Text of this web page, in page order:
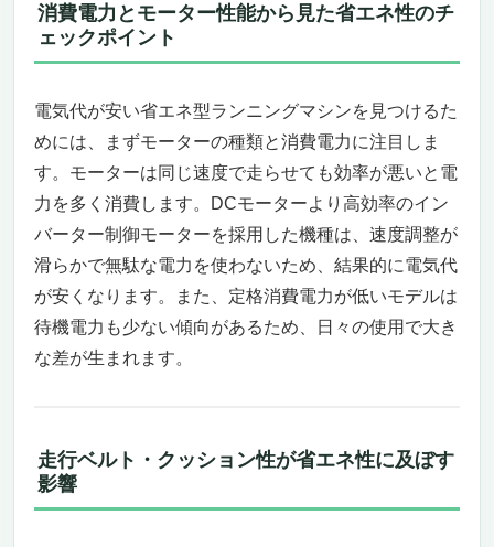
マートジム
AIがあなた専用のトレーニングを提案、マン
おすすめの人・向かない人
まとめ：省エネ・多機能・省スペースを一台
に
COZYINN折りたたみ式トレッドミル 家庭用
2in1ウォーキングパッド
毎日のウォーキングとランニングをスマート
に省エネ化する一台
「省エネ性能」と「静音性」で日常に馴染む
快適な使い心地
どんな人におすすめ？どんな人には向かな
WalkingPad Z1/Z3 Hybrid ― 「電気代が安い省
すすめしたい理由
消費電力とモーター性能から見た省エネ性のチ
ェックポイント
電気代が安い省エネ型ランニングマシンを見つけるた
めには、まずモーターの種類と消費電力に注目しま
す。モーターは同じ速度で走らせても効率が悪いと電
力を多く消費します。DCモーターより高効率のイン
バーター制御モーターを採用した機種は、速度調整が
滑らかで無駄な電力を使わないため、結果的に電気代
が安くなります。また、定格消費電力が低いモデルは
待機電力も少ない傾向があるため、日々の使用で大き
な差が生まれます。
走行ベルト・クッション性が省エネ性に及ぼす
影響